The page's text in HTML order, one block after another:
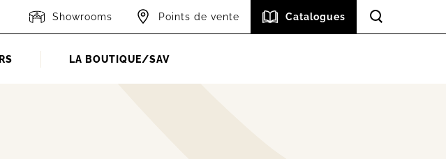
Showrooms Points de vente Catalogues
LA BOUTIQUE/SAV